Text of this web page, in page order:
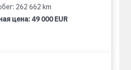
262 662 km
цена:49 000 EUR